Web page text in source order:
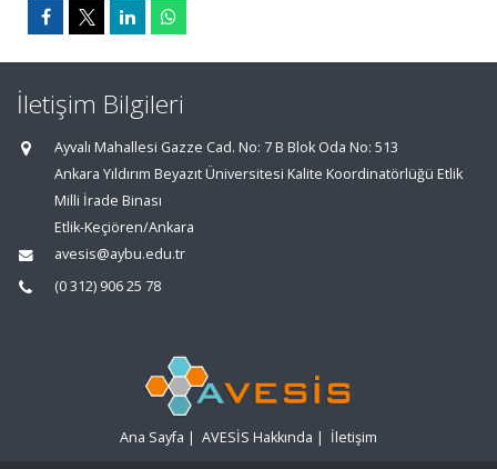
İletişim Bilgileri
Ayvalı Mahallesi Gazze Cad. No: 7 B Blok Oda No: 513
Ankara Yıldırım Beyazıt Üniversitesi Kalite Koordinatörlüğü Etlik
Milli İrade Binası
Etlik-Keçiören/Ankara
avesis@aybu.edu.tr
(0 312) 906 25 78
Ana Sayfa | AVESİS Hakkında | İletişim